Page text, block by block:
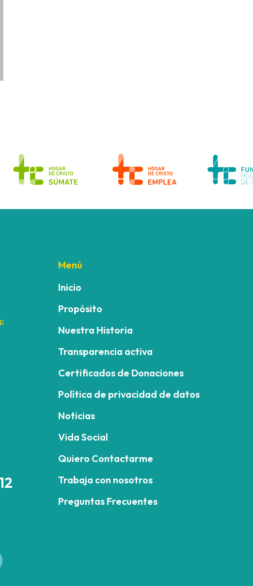
Menú
Inicio
Propósito
Nuestra Historia
Transparencia activa
Certificados de Donaciones
Política de privacidad de datos
Noticias
Vida Social
Quiero Contactarme
Trabaja con nosotros
Preguntas Frecuentes